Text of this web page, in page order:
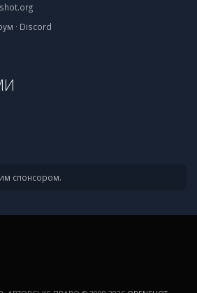
· Discord
спонсором.